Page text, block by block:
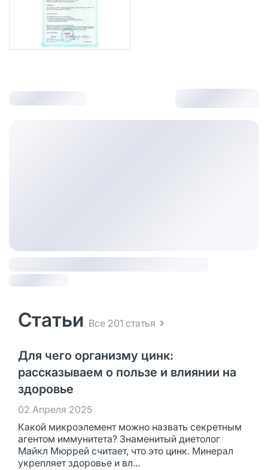
Статьи Все 201 статья
Для чего организму цинк:
рассказываем о пользе и влиянии на
здоровье
02 Апреля 2025
Какой микроэлемент можно назвать секретным
агентом иммунитета? Знаменитый диетолог
Майкл Мюррей считает, что это цинк. Минерал
укрепляет здоровье и вл...